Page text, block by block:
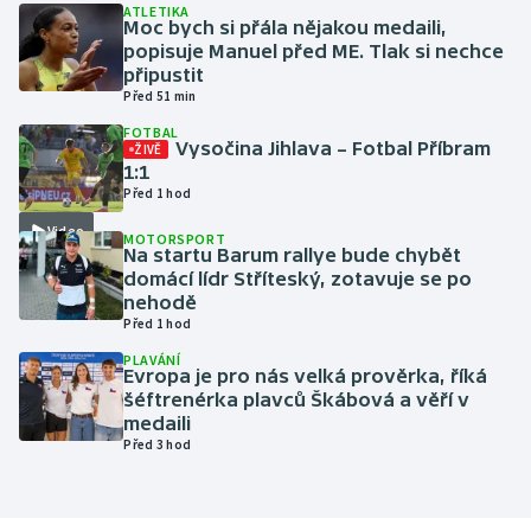
Krasobruslení
Lezení
Lyže a snowboard
Moderní pětiboj
Motorsport
Olympijské hry
Parasport
Plavání
ATLETIKA
Moc bych si přála nějakou medaili,
popisuje Manuel před ME. Tlak si nechce
připustit
Před 51 min
Video
FOTBAL
ŽIVĚ
Vysočina Jihlava – Fotbal Příbram
1:1
Před 1 hod
MOTORSPORT
Na startu Barum rallye bude chybět
domácí lídr Stříteský, zotavuje se po
nehodě
Před 1 hod
PLAVÁNÍ
Evropa je pro nás velká prověrka, říká
šéftrenérka plavců Škábová a věří v
medaili
Před 3 hod